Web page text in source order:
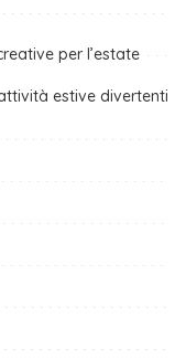
per l’estate
estive divertenti